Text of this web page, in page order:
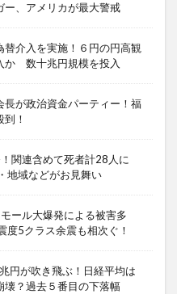
ー、アメリカが最大警戒
替介入を実施！６円の円高観
か 数十兆円規模を投入
が政治資金パーティー！福
！
関連含めて死者計28人に
地域などがお見舞い
ール大爆発による被害多
5クラス余震も相次ぐ！
円が吹き飛ぶ！日経平均は
？過去５番目の下落幅